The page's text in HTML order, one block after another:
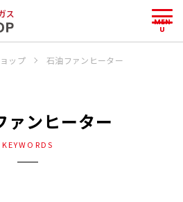
MEN
U
ップ 石油ファンヒーター
ァンヒーター
KEYWORDS